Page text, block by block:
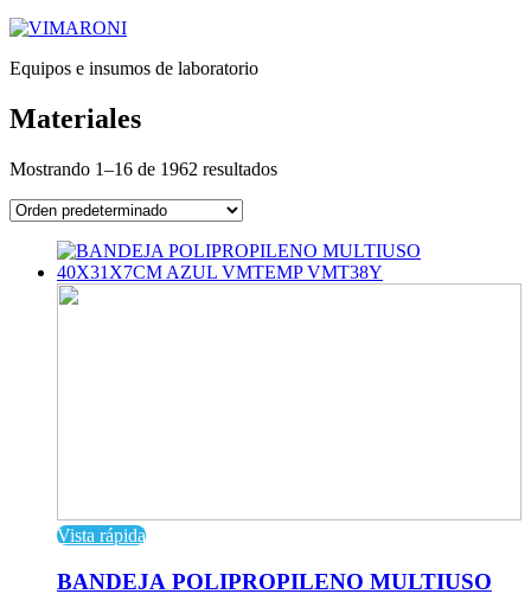
Equipos e insumos de laboratorio
Materiales
Mostrando 1–16 de 1962 resultados
Vista rápida
BANDEJA POLIPROPILENO MULTIUSO